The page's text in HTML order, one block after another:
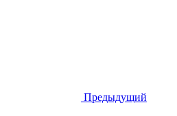
Предыдущий